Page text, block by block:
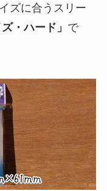
ズに合うスリー
・ハード」 で